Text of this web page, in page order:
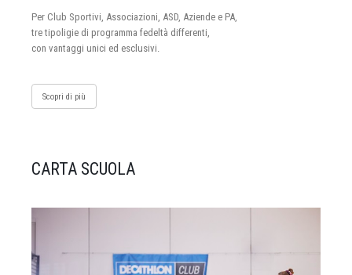
Per Club Sportivi, Associazioni, ASD, Aziende e PA,
tre tipoligie di programma fedeltà differenti,
con vantaggi unici ed esclusivi.
Scopri di più
CARTA SCUOLA